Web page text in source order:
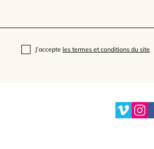
J’accepte les termes et conditions du site